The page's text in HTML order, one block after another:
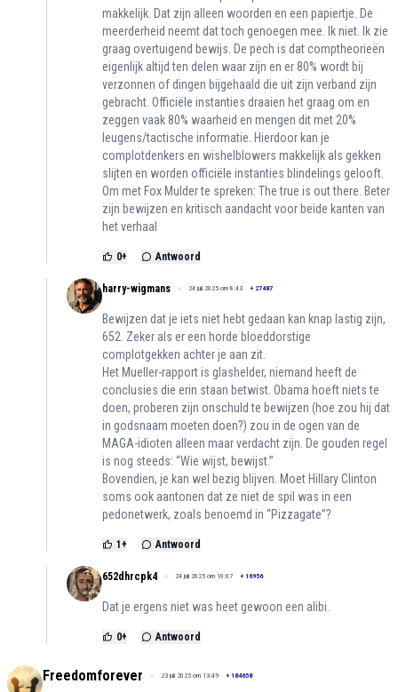
makkelijk. Dat zijn alleen woorden en een papiertje. De
meerderheid neemt dat toch genoegen mee. Ik niet. Ik zie
graag overtuigend bewijs. De pech is dat comptheorieën
eigenlijk altijd ten delen waar zijn en er 80% wordt bij
verzonnen of dingen bijgehaald die uit zijn verband zijn
gebracht. Officiële instanties draaien het graag om en
zeggen vaak 80% waarheid en mengen dit met 20%
leugens/tactische informatie. Hierdoor kan je
complotdenkers en wishelblowers makkelijk als gekken
slijten en worden officiële instanties blindelings gelooft.
Om met Fox Mulder te spreken: The true is out there. Beter
zijn bewijzen en kritisch aandacht voor beide kanten van
het verhaal
0+ Antwoord
harry-wigmans 24 juli 2025 om 8:43 + 27487
Bewijzen dat je iets niet hebt gedaan kan knap lastig zijn,
652. Zeker als er een horde bloeddorstige
complotgekken achter je aan zit.
Het Mueller-rapport is glashelder, niemand heeft de
conclusies die erin staan betwist. Obama hoeft niets te
doen, proberen zijn onschuld te bewijzen (hoe zou hij dat
in godsnaam moeten doen?) zou in de ogen van de
MAGA-idioten alleen maar verdacht zijn. De gouden regel
is nog steeds: “Wie wijst, bewijst.”
Bovendien, je kan wel bezig blijven. Moet Hillary Clinton
soms ook aantonen dat ze niet de spil was in een
pedonetwerk, zoals benoemd in “Pizzagate”?
1+ Antwoord
652dhrcpk4 24 juli 2025 om 10:07 + 16956
Dat je ergens niet was heet gewoon een alibi.
0+ Antwoord
Freedomforever 23 juli 2025 om 13:49 + 184658